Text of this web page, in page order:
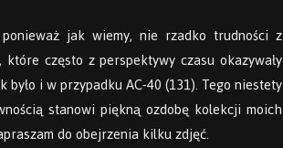
jak wiemy, nie rzadko trudności z
często z perspektywy czasu okazywały
i w przypadku AC-40 (131). Tego niestety
stanowi piękną ozdobę kolekcji moich
do obejrzenia kilku zdjęć.